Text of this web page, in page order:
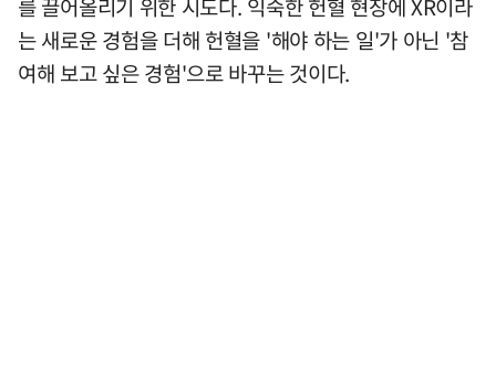
를 끌어올리기 위한 시도다. 익숙한 헌혈 현장에 XR이라
는 새로운 경험을 더해 헌혈을 '해야 하는 일'가 아닌 '참
여해 보고 싶은 경험'으로 바꾸는 것이다.